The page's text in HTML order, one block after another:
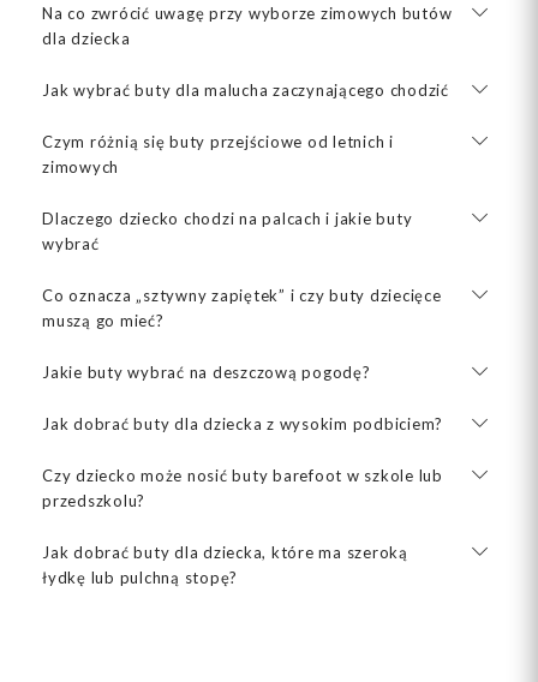
Na co zwrócić uwagę przy wyborze zimowych butów
dla dziecka
Jak wybrać buty dla malucha zaczynającego chodzić
Czym różnią się buty przejściowe od letnich i
zimowych
Dlaczego dziecko chodzi na palcach i jakie buty
wybrać
Co oznacza „sztywny zapiętek” i czy buty dziecięce
muszą go mieć?
Jakie buty wybrać na deszczową pogodę?
Jak dobrać buty dla dziecka z wysokim podbiciem?
Czy dziecko może nosić buty barefoot w szkole lub
przedszkolu?
Jak dobrać buty dla dziecka, które ma szeroką
łydkę lub pulchną stopę?